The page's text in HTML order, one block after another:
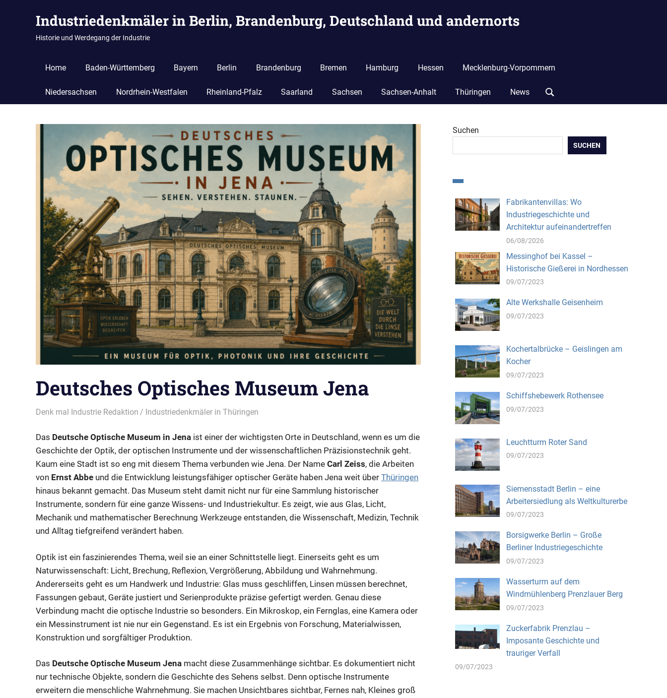
Industriedenkmäler in Berlin, Brandenburg, Deutschland und andernorts
Historie und Werdegang der Industrie
Home Baden-Württemberg Bayern Berlin Brandenburg Bremen Hamburg Hessen Mecklenburg-Vorpommern
Niedersachsen Nordrhein-Westfalen Rheinland-Pfalz Saarland Sachsen Sachsen-Anhalt Thüringen News
Deutsches Optisches Museum Jena
12/05/2026
Denk mal Industrie Redaktion Industriedenkmäler in Thüringen
Das Deutsche Optische Museum in Jena ist einer der wichtigsten Orte in Deutschland, wenn es um die
Geschichte der Optik, der optischen Instrumente und der wissenschaftlichen Präzisionstechnik geht.
Kaum eine Stadt ist so eng mit diesem Thema verbunden wie Jena. Der Name Carl Zeiss, die Arbeiten
von Ernst Abbe und die Entwicklung leistungsfähiger optischer Geräte haben Jena weit über Thüringen
hinaus bekannt gemacht. Das Museum steht damit nicht nur für eine Sammlung historischer
Instrumente, sondern für eine ganze Wissens- und Industriekultur. Es zeigt, wie aus Glas, Licht,
Mechanik und mathematischer Berechnung Werkzeuge entstanden, die Wissenschaft, Medizin, Technik
und Alltag tiefgreifend verändert haben.
Optik ist ein faszinierendes Thema, weil sie an einer Schnittstelle liegt. Einerseits geht es um
Naturwissenschaft: Licht, Brechung, Reflexion, Vergrößerung, Abbildung und Wahrnehmung.
Andererseits geht es um Handwerk und Industrie: Glas muss geschliffen, Linsen müssen berechnet,
Fassungen gebaut, Geräte justiert und Serienprodukte präzise gefertigt werden. Genau diese
Verbindung macht die optische Industrie so besonders. Ein Mikroskop, ein Fernglas, eine Kamera oder
ein Messinstrument ist nie nur ein Gegenstand. Es ist ein Ergebnis von Forschung, Materialwissen,
Konstruktion und sorgfältiger Produktion.
Das Deutsche Optische Museum Jena macht diese Zusammenhänge sichtbar. Es dokumentiert nicht
nur technische Objekte, sondern die Geschichte des Sehens selbst. Denn optische Instrumente
erweitern die menschliche Wahrnehmung. Sie machen Unsichtbares sichtbar, Fernes nah, Kleines groß
Suchen
SUCHEN
Fabrikantenvillas: Wo
Industriegeschichte und
Architektur aufeinandertreffen
06/08/2026
Messinghof bei Kassel –
Historische Gießerei in Nordhessen
09/07/2023
Alte Werkshalle Geisenheim
09/07/2023
Kochertalbrücke – Geislingen am
Kocher
09/07/2023
Schiffshebewerk Rothensee
09/07/2023
Leuchtturm Roter Sand
09/07/2023
Siemensstadt Berlin – eine
Arbeitersiedlung als Weltkulturerbe
09/07/2023
Borsigwerke Berlin – Große
Berliner Industriegeschichte
09/07/2023
Wasserturm auf dem
Windmühlenberg Prenzlauer Berg
09/07/2023
Zuckerfabrik Prenzlau –
Imposante Geschichte und
trauriger Verfall
09/07/2023